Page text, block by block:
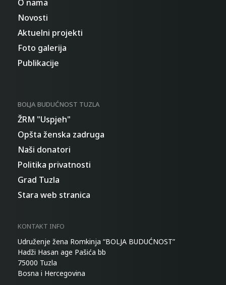
O nama
Novosti
Aktuelni projekti
Foto galerija
Publikacije
BOLJA BUDUĆNOST TUZLA
ŽRM "Uspjeh"
Opšta ženska zadruga
Naši donatori
Politika privatnosti
Grad Tuzla
Stara web stranica
KONTAKT INFO
Udruženje žena Romkinja “BOLJA BUDUĆNOST”
Hadži Hasan age Pašića bb
75000 Tuzla
Bosna i Hercegovina